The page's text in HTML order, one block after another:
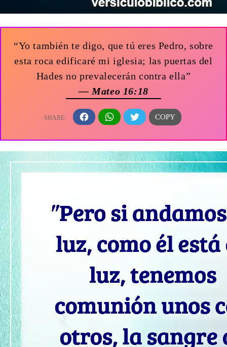
“Yo también te digo, que tú eres Pedro, sobre
esta roca edificaré mi iglesia; las puertas del
Hades no prevalecerán contra ella”
— Mateo 16:18